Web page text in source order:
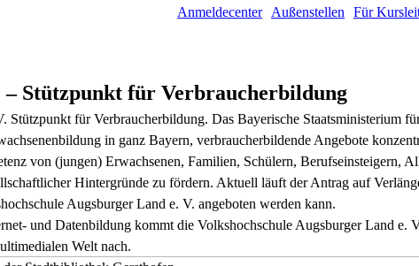
Anmeldecenter Außenstellen Für
– Stützpunkt für Verbraucherbildung
Stützpunkt für Verbraucherbildung. Das Bayerische Staatsministerium
in ganz Bayern, verbraucherbildende Angebote
von (jungen) Erwachsenen, Familien, Schülern, Berufseinsteigern,
Hintergründe zu fördern. Aktuell läuft der Antrag auf
Augsburger Land e. V. angeboten werden kann.
und Datenbildung kommt die Volkshochschule Augsburger Land e.
Welt nach.